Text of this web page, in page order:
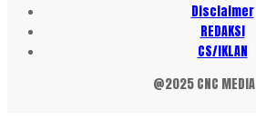
Disclaimer
REDAKSI
CS/IKLAN
@2025 CNC MEDIA